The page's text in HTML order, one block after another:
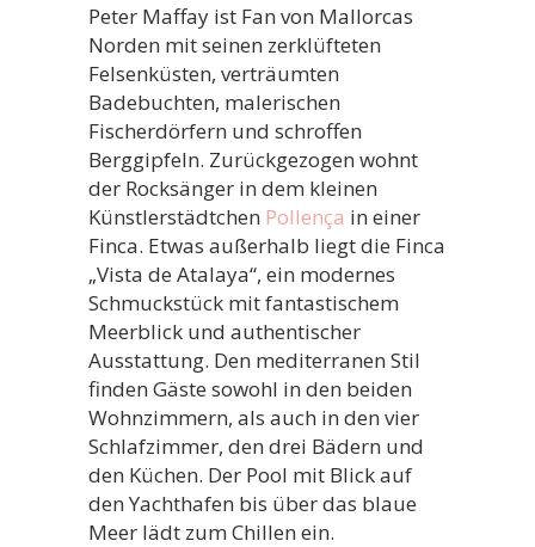
Peter Maffay ist Fan von Mallorcas
Norden mit seinen zerklüfteten
Felsenküsten, verträumten
Badebuchten, malerischen
Fischerdörfern und schroffen
Berggipfeln. Zurückgezogen wohnt
der Rocksänger in dem kleinen
Künstlerstädtchen Pollença in einer
Finca. Etwas außerhalb liegt die Finca
„Vista de Atalaya“, ein modernes
Schmuckstück mit fantastischem
Meerblick und authentischer
Ausstattung. Den mediterranen Stil
finden Gäste sowohl in den beiden
Wohnzimmern, als auch in den vier
Schlafzimmer, den drei Bädern und
den Küchen. Der Pool mit Blick auf
den Yachthafen bis über das blaue
Meer lädt zum Chillen ein.